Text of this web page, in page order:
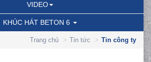
VIDEO
KHÚC HÁT BETON 6
Trang chủ Tin tức Tin công ty